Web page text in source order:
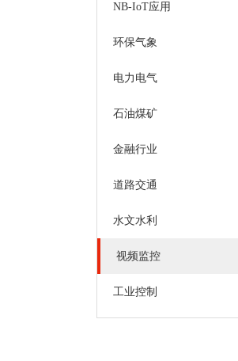
NB-IoT应用
环保气象
电力电气
石油煤矿
金融行业
道路交通
水文水利
视频监控
工业控制